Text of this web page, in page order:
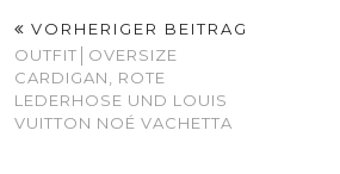
VORHERIGER BEITRAG
OUTFIT│OVERSIZE
CARDIGAN, ROTE
LEDERHOSE UND LOUIS
VUITTON NOÉ VACHETTA